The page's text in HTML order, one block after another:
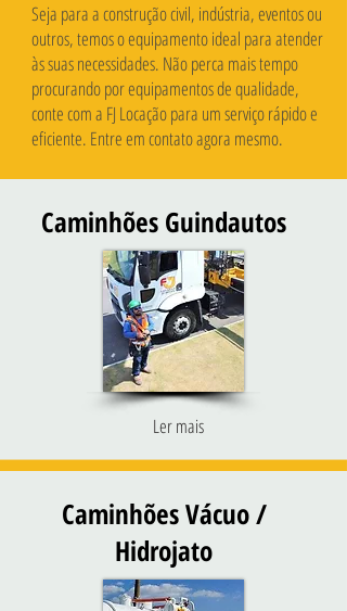
Seja para a construção civil, indústria, eventos ou
outros, temos o equipamento ideal para atender
às suas necessidades. Não perca mais tempo
procurando por equipamentos de qualidade,
conte com a FJ Locação para um serviço rápido e
eficiente. Entre em contato agora mesmo.
Caminhões Guindautos
Ler mais
Caminhões Vácuo /
Hidrojato